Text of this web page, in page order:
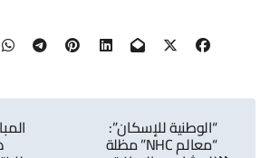
تصفّح
المقالات
“الوطنية للإسكان”:
“معالم NHC” مظلة